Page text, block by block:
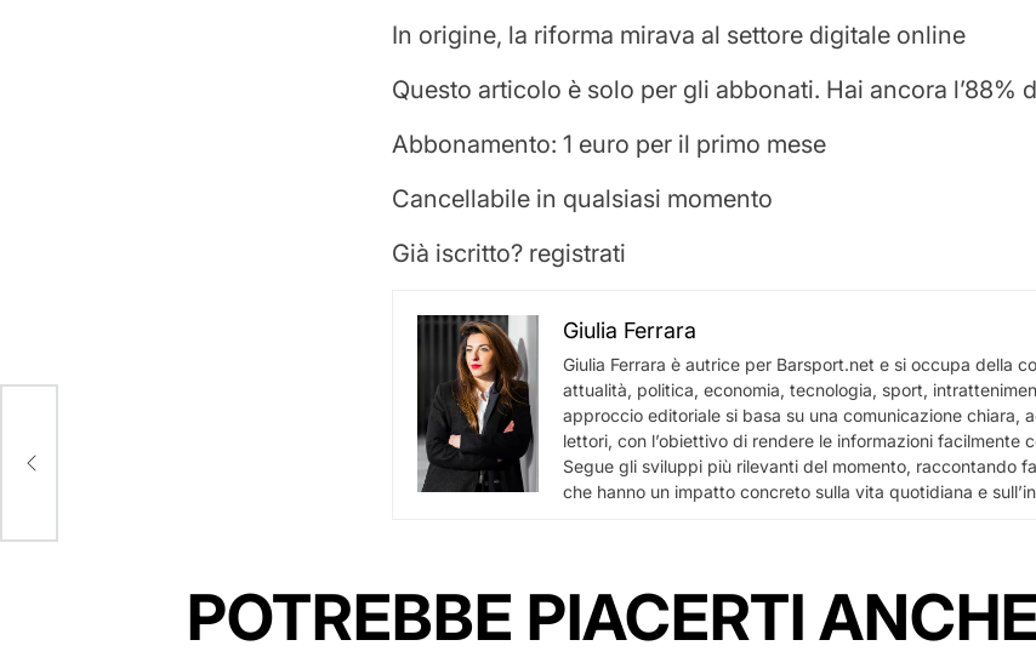
In origine, la riforma mirava al settore digitale online
Questo articolo è solo per gli abbonati. Hai ancora l’88%
Abbonamento: 1 euro per il primo mese
Cancellabile in qualsiasi momento
Già iscritto? registrati
Giulia Ferrara
Giulia Ferrara è autrice per Barsport.net e si occupa della
attualità, politica, economia, tecnologia, sport,
approccio editoriale si basa su una comunicazione chiara,
lettori, con l’obiettivo di rendere le informazioni facilmente
Segue gli sviluppi più rilevanti del momento, raccontando
che hanno un impatto concreto sulla vita quotidiana e
POTREBBE PIACERTI